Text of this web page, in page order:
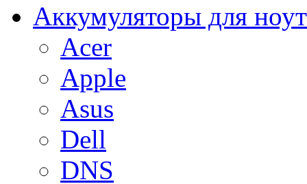
Аккумуляторы для
Acer
Apple
Asus
Dell
DNS